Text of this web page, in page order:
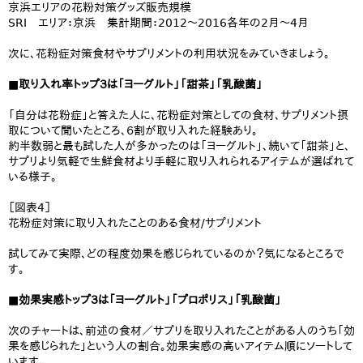
京浜エリアの花粉対策グッズ販売規模
SRI エリア：京浜 集計期間：2012～2016各年の2月～4月
次に、花粉症対策食材やサプリメントの利用状況をみていきましょう。
■取り入れ率トップ３は「ヨーグルト」「甜茶」「乳酸菌」
「自分は花粉症」と答えた人に、花粉症対策としての食材、サプリメント摂
取について聞いたところ、６割が取り入れた経験あり。
約半数弱と最も試した人が多かったのは「ヨーグルト」、続いて「甜茶」と、
サプリより気軽で生鮮食材より手軽に取り入れられるアイテムが選ばれて
いる様子。
［図表4］
花粉症対策に取り入れたことのある食材/サプリメント
試してみて実際、どの程度効果を感じられているのか？気になるところで
す。
■効果実感トップ３は「ヨーグルト」「プロポリス」「乳酸菌」
次のチャートは、前述の食材／サプリを取り入れたことがある人のうち「効
果を感じられた」という人の割合。効果実感の高いアイテム順にソートして